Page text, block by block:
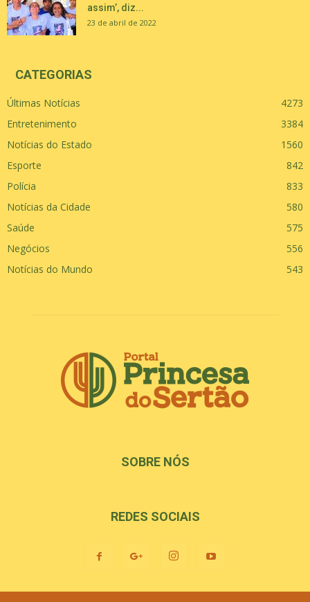
assim’, diz...
23 de abril de 2022
CATEGORIAS
Últimas Notícias
4273
Entretenimento
3384
Notícias do Estado
1560
Esporte
842
Polícia
833
Notícias da Cidade
580
Saúde
575
Negócios
556
Notícias do Mundo
543
SOBRE NÓS
REDES SOCIAIS